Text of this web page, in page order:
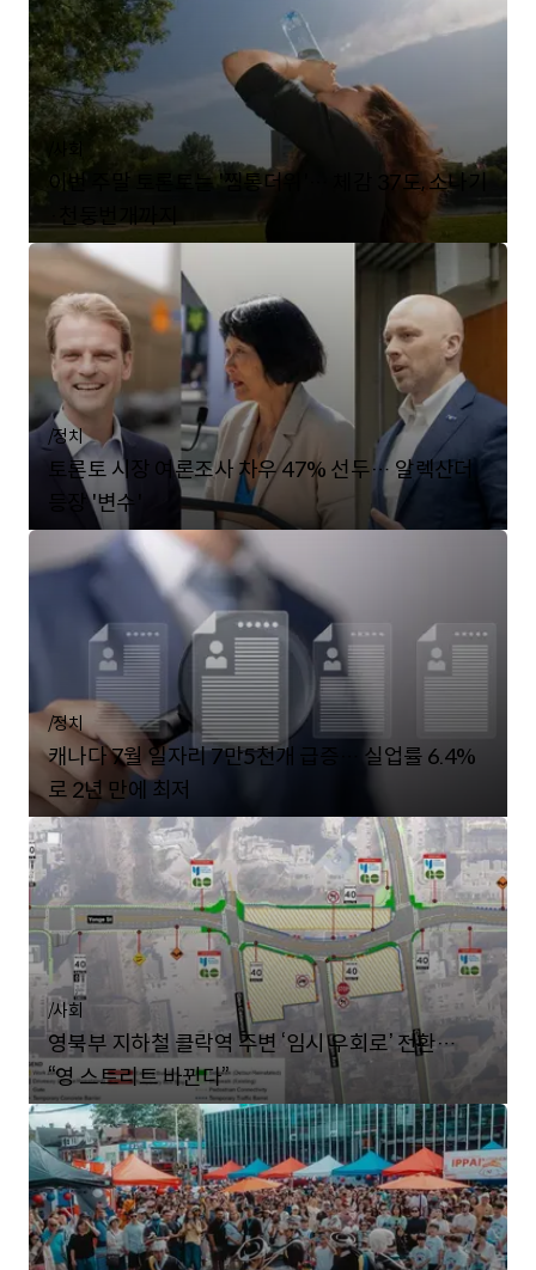
이번 주말 토론토는 '찜통더위'… 체감 37도, 소나기
·천둥번개까지
/정치
토론토 시장 여론조사 차우 47% 선두… 알렉산더
등장 '변수'
/정치
캐나다 7월 일자리 7만5천개 급증… 실업률 6.4%
로 2년 만에 최저
/사회
영북부 지하철 클락역 주변 ‘임시 우회로’ 전환…
“영 스트리트 바뀐다”